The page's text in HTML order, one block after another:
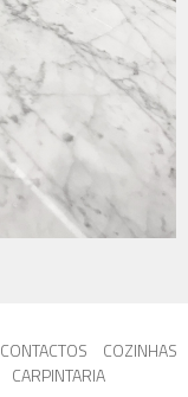
CONTACTOS
COZINHAS
CARPINTARIA